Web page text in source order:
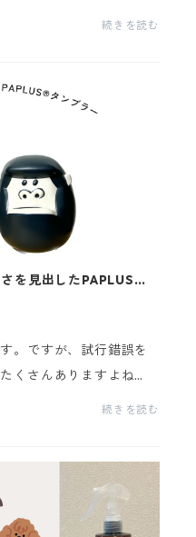
続きを読む
を見出したPAPLUS®タ
。ですが、試行錯誤を
くさんありますよね
を開発していく中での
続きを読む